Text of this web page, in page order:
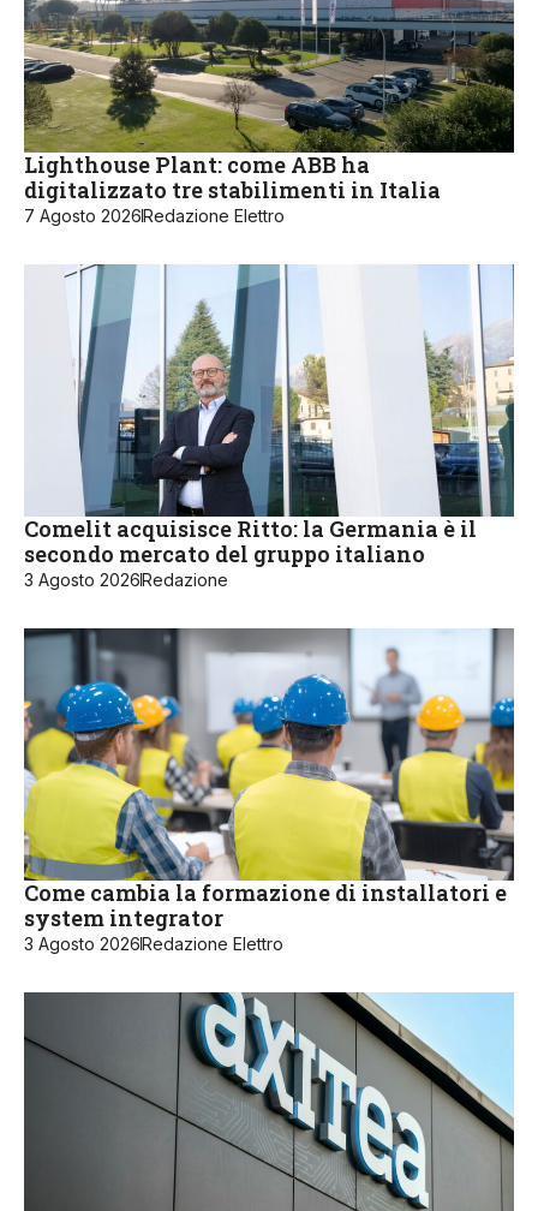
Lighthouse Plant: come ABB ha
digitalizzato tre stabilimenti in Italia
7 Agosto 2026Redazione Elettro
Comelit acquisisce Ritto: la Germania è il
secondo mercato del gruppo italiano
3 Agosto 2026Redazione
Come cambia la formazione di installatori e
system integrator
3 Agosto 2026Redazione Elettro